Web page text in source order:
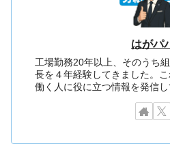
はがパ
工場勤務20年以上、そのうち
長を４年経験してきました。
働く人に役に立つ情報を発信し